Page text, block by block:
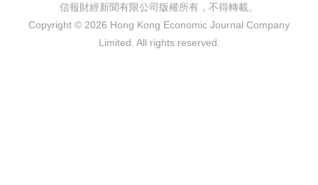
信報財經新聞有限公司版權所有，不得轉載。
Copyright © 2026 Hong Kong Economic Journal Company
Limited. All rights reserved.